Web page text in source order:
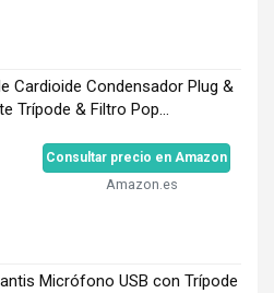
Cardioide Condensador Plug &
Trípode & Filtro Pop...
Consultar precio en Amazon
Amazon.es
Micrófono USB con Trípode